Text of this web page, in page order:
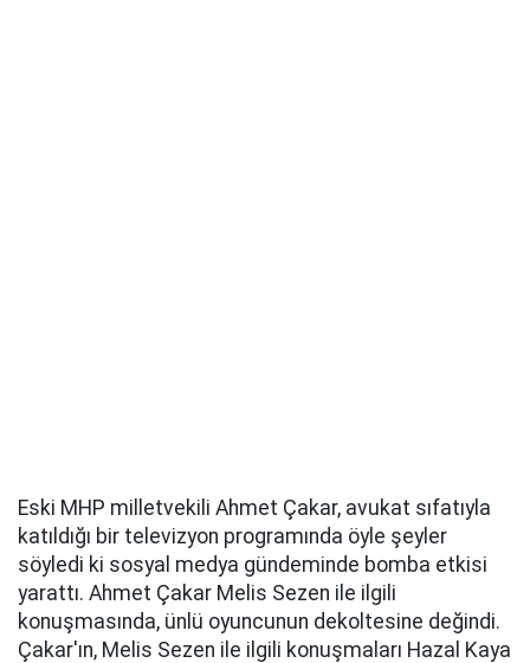
Eski MHP milletvekili Ahmet Çakar, avukat sıfatıyla
katıldığı bir televizyon programında öyle şeyler
söyledi ki sosyal medya gündeminde bomba etkisi
yarattı. Ahmet Çakar Melis Sezen ile ilgili
konuşmasında, ünlü oyuncunun dekoltesine değindi.
Çakar'ın, Melis Sezen ile ilgili konuşmaları Hazal Kaya